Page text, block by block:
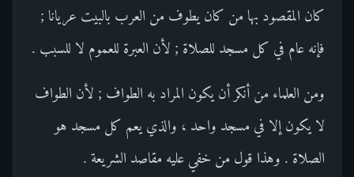
كان المقصود بها من كان يطوف من العرب بالبيت عريانا ;
فإنه عام في كل مسجد للصلاة ; لأن العبرة للعموم لا للسبب .
ومن العلماء من أنكر أن يكون المراد به الطواف ; لأن الطواف
لا يكون إلا في مسجد واحد ، والذي يعم كل مسجد هو
الصلاة . وهذا قول من خفي عليه مقاصد الشريعة .